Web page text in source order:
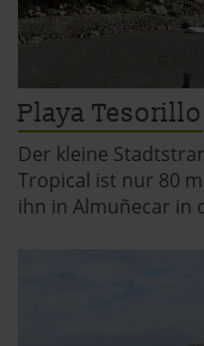
Playa Tesorillo
Der kleine
Tropical ist nur 80
ihn in Almuñecar in